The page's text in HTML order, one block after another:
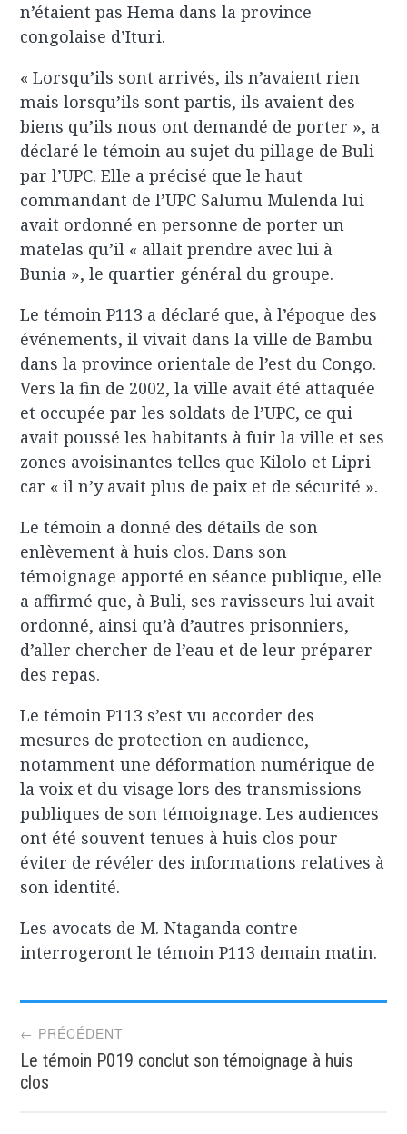
n’étaient pas Hema dans la province
congolaise d’Ituri.
« Lorsqu’ils sont arrivés, ils n’avaient rien
mais lorsqu’ils sont partis, ils avaient des
biens qu’ils nous ont demandé de porter », a
déclaré le témoin au sujet du pillage de Buli
par l’UPC. Elle a précisé que le haut
commandant de l’UPC Salumu Mulenda lui
avait ordonné en personne de porter un
matelas qu’il « allait prendre avec lui à
Bunia », le quartier général du groupe.
Le témoin P113 a déclaré que, à l’époque des
événements, il vivait dans la ville de Bambu
dans la province orientale de l’est du Congo.
Vers la fin de 2002, la ville avait été attaquée
et occupée par les soldats de l’UPC, ce qui
avait poussé les habitants à fuir la ville et ses
zones avoisinantes telles que Kilolo et Lipri
car « il n’y avait plus de paix et de sécurité ».
Le témoin a donné des détails de son
enlèvement à huis clos. Dans son
témoignage apporté en séance publique, elle
a affirmé que, à Buli, ses ravisseurs lui avait
ordonné, ainsi qu’à d’autres prisonniers,
d’aller chercher de l’eau et de leur préparer
des repas.
Le témoin P113 s’est vu accorder des
mesures de protection en audience,
notamment une déformation numérique de
la voix et du visage lors des transmissions
publiques de son témoignage. Les audiences
ont été souvent tenues à huis clos pour
éviter de révéler des informations relatives à
son identité.
Les avocats de M. Ntaganda contre-
interrogeront le témoin P113 demain matin.
Post
navigation
← PRÉCÉDENT
Le témoin P019 conclut son témoignage à huis
clos